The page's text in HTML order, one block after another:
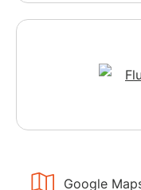
Google